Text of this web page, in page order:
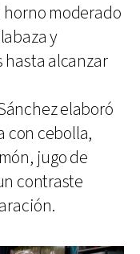
horno moderado
y
alcanzar
elaboró
con cebolla,
jugo de
contraste